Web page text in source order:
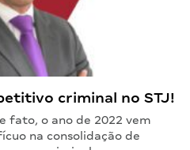
criminal no STJ!
fato, o ano de 2022 vem
na consolidação de